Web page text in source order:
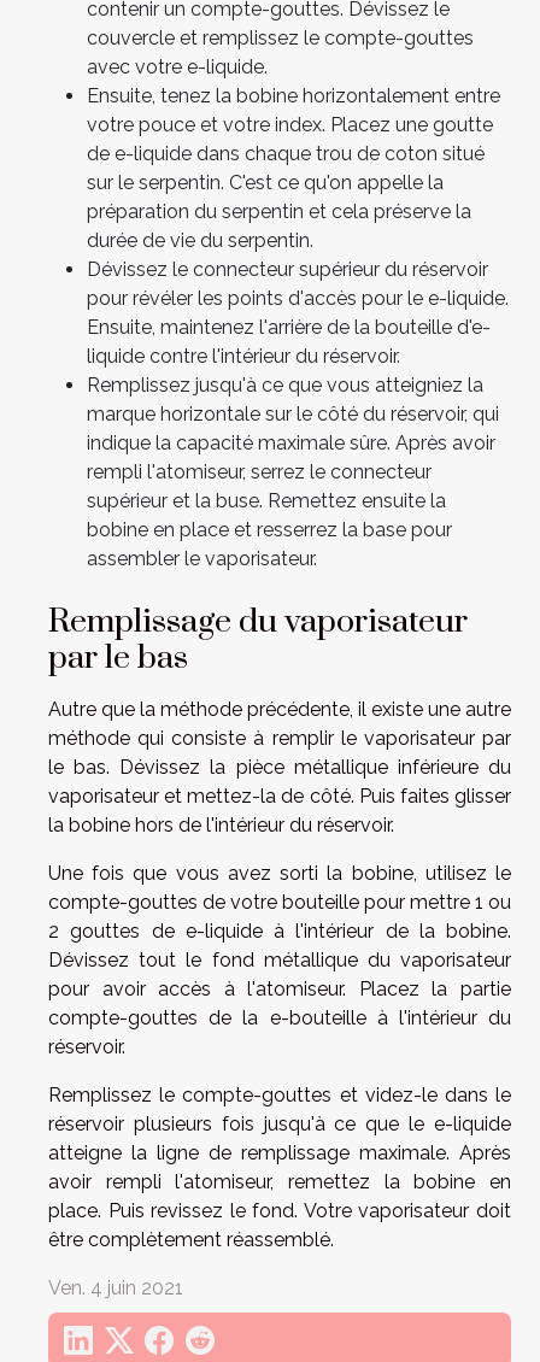
contenir un compte-gouttes. Dévissez le
couvercle et remplissez le compte-gouttes
avec votre e-liquide.
Ensuite, tenez la bobine horizontalement entre
votre pouce et votre index. Placez une goutte
de e-liquide dans chaque trou de coton situé
sur le serpentin. C'est ce qu'on appelle la
préparation du serpentin et cela préserve la
durée de vie du serpentin.
Dévissez le connecteur supérieur du réservoir
pour révéler les points d'accès pour le e-liquide.
Ensuite, maintenez l'arrière de la bouteille d'e-
liquide contre l'intérieur du réservoir.
Remplissez jusqu'à ce que vous atteigniez la
marque horizontale sur le côté du réservoir, qui
indique la capacité maximale sûre. Après avoir
rempli l'atomiseur, serrez le connecteur
supérieur et la buse. Remettez ensuite la
bobine en place et resserrez la base pour
assembler le vaporisateur.
Remplissage du vaporisateur
par le bas
Autre que la méthode précédente, il existe une autre
méthode qui consiste à remplir le vaporisateur par
le bas. Dévissez la pièce métallique inférieure du
vaporisateur et mettez-la de côté. Puis faites glisser
la bobine hors de l'intérieur du réservoir.
Une fois que vous avez sorti la bobine, utilisez le
compte-gouttes de votre bouteille pour mettre 1 ou
2 gouttes de e-liquide à l'intérieur de la bobine.
Dévissez tout le fond métallique du vaporisateur
pour avoir accès à l'atomiseur. Placez la partie
compte-gouttes de la e-bouteille à l'intérieur du
réservoir.
Remplissez le compte-gouttes et videz-le dans le
réservoir plusieurs fois jusqu'à ce que le e-liquide
atteigne la ligne de remplissage maximale. Après
avoir rempli l'atomiseur, remettez la bobine en
place. Puis revissez le fond. Votre vaporisateur doit
être complètement réassemblé.
Ven. 4 juin 2021